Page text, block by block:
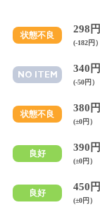
状態不良
298円
(-182円）
NO ITEM
340円
(-50円）
状態不良
380円
(±0円）
良好
390円
(±0円）
良好
450円
(±0円）